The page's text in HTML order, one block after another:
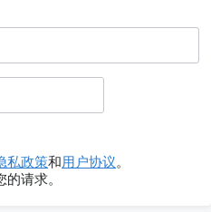
私政策和用户协议。
请求。